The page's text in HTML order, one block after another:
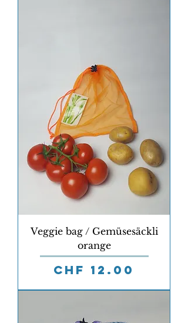
Veggie bag / Gemüsesäckli
orange
Preis
CHF 12.00